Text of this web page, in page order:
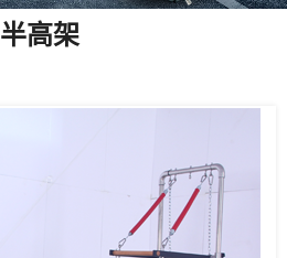
半高架